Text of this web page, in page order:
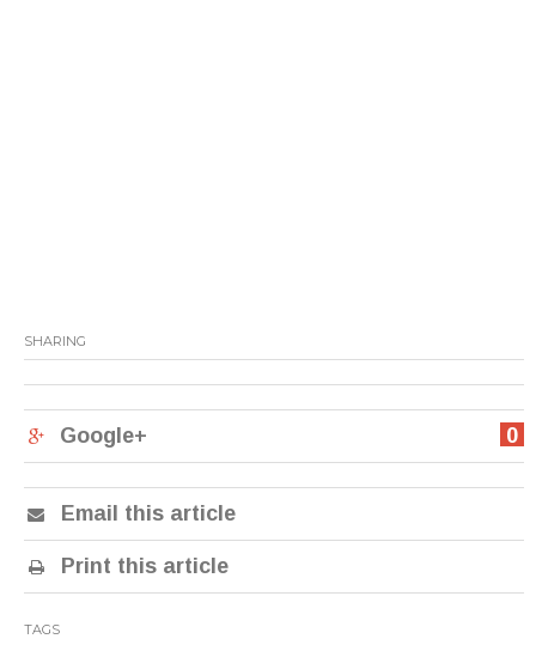
SHARING
0
Google+
Email this article
Print this article
TAGS